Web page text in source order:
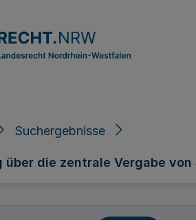
Suchergebnisse
über die zentrale Vergabe